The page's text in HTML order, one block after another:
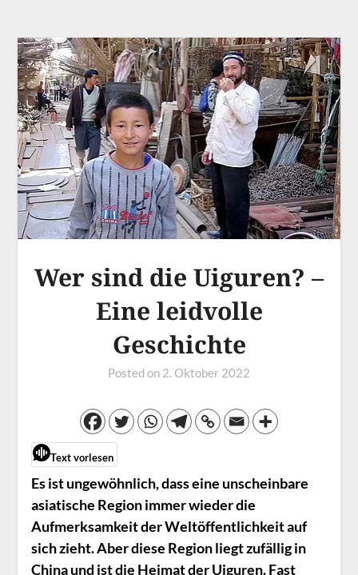
Wer sind die Uiguren? –
Eine leidvolle
Geschichte
Posted on 2. Oktober 2022
Text vorlesen
Es ist ungewöhnlich, dass eine unscheinbare
asiatische Region immer wieder die
Aufmerksamkeit der Weltöffentlichkeit auf
sich zieht. Aber diese Region liegt zufällig in
China und ist die Heimat derUiguren. Fast